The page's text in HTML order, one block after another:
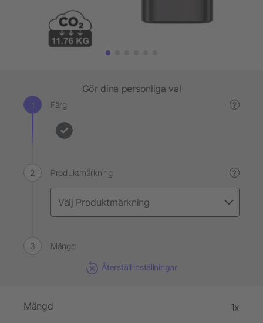
Gör dina personliga val
Färg ?
Produktmärkning ?
Mängd
Återställ inställningar
Mängd 1x